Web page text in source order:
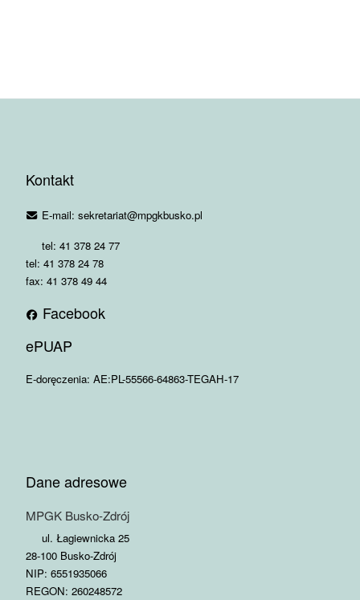
Kontakt
E-mail: sekretariat@mpgkbusko.pl
tel: 41 378 24 77
tel: 41 378 24 78
fax: 41 378 49 44
Facebook
ePUAP
E-doręczenia: AE:PL-55566-64863-TEGAH-17
Dane adresowe
MPGK Busko-Zdrój
ul. Łagiewnicka 25
28-100 Busko-Zdrój
NIP: 6551935066
REGON: 260248572